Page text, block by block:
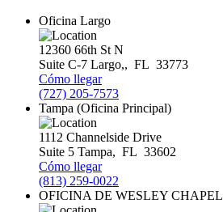
Oficina Largo
12360 66th St N
Suite C-7 Largo,, FL 33773
Cómo llegar
(727) 205-7573
Tampa (Oficina Principal)
1112 Channelside Drive
Suite 5 Tampa, FL 33602
Cómo llegar
(813) 259-0022
OFICINA DE WESLEY CHAPEL